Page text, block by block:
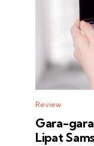
Review
Gara-
Lipat